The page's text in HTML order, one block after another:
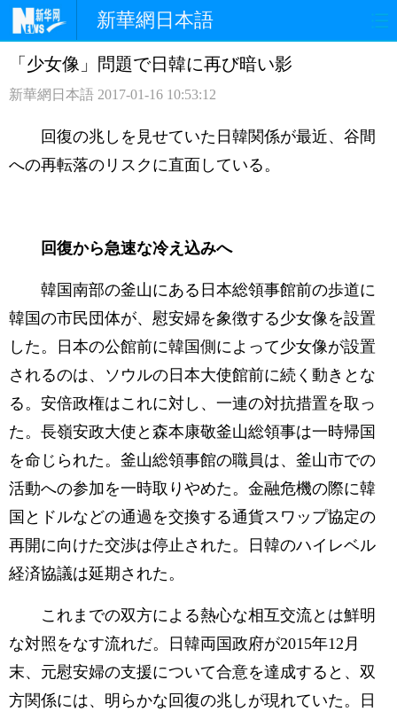
新華網日本語
ホームページ 政治
観光 評論
「少女像」問題で日韓に再び暗い影
新華網日本語 2017-01-16 10:53:12
回復の兆しを見せていた日韓関係が最近、谷間
への再転落のリスクに直面している。
回復から急速な冷え込みへ
韓国南部の釜山にある日本総領事館前の歩道に
韓国の市民団体が、慰安婦を象徴する少女像を設置
した。日本の公館前に韓国側によって少女像が設置
されるのは、ソウルの日本大使館前に続く動きとな
る。安倍政権はこれに対し、一連の対抗措置を取っ
た。長嶺安政大使と森本康敬釜山総領事は一時帰国
を命じられた。釜山総領事館の職員は、釜山市での
活動への参加を一時取りやめた。金融危機の際に韓
国とドルなどの通過を交換する通貨スワップ協定の
再開に向けた交渉は停止された。日韓のハイレベル
経済協議は延期された。
これまでの双方による熱心な相互交流とは鮮明
な対照をなす流れだ。日韓両国政府が2015年12月
末、元慰安婦の支援について合意を達成すると、双
方関係には、明らかな回復の兆しが現れていた。日